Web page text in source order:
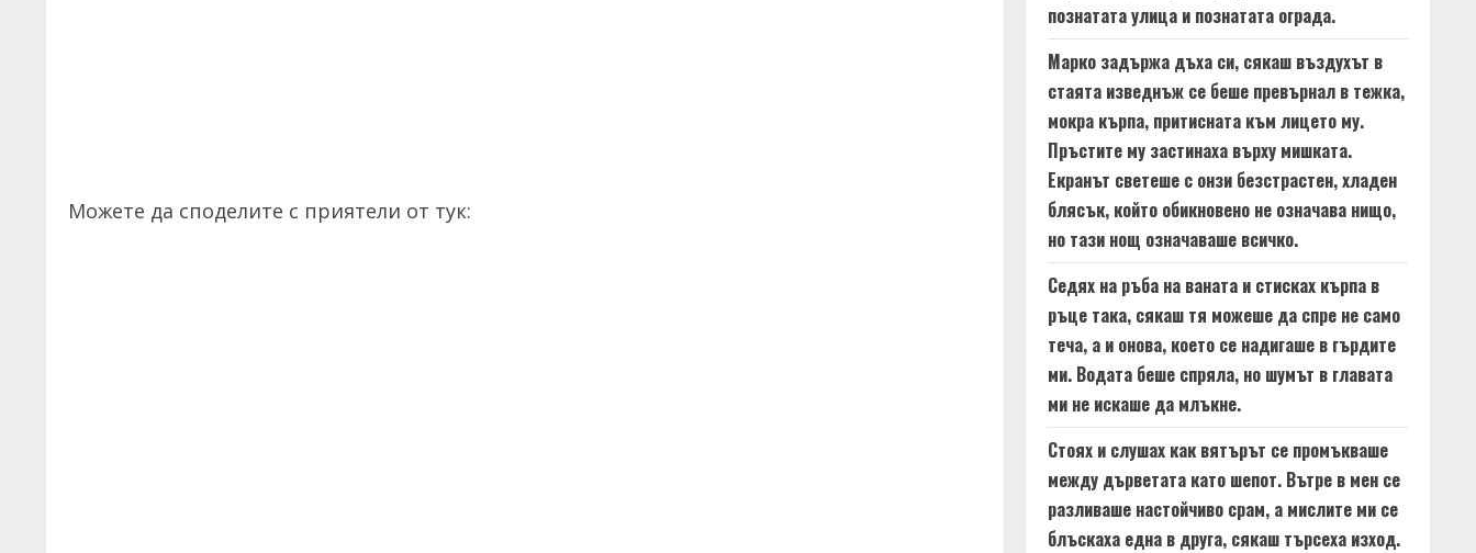
Можете да споделите с приятели от тук:
познатата улица и познатата ограда.
Марко задържа дъха си, сякаш въздухът в
стаята изведнъж се беше превърнал в тежка,
мокра кърпа, притисната към лицето му.
Пръстите му застинаха върху мишката.
Екранът светеше с онзи безстрастен, хладен
блясък, който обикновено не означава нищо,
но тази нощ означаваше всичко.
Седях на ръба на ваната и стисках кърпа в
ръце така, сякаш тя можеше да спре не само
теча, а и онова, което се надигаше в гърдите
ми. Водата беше спряла, но шумът в главата
ми не искаше да млъкне.
Стоях и слушах как вятърът се промъкваше
между дърветата като шепот. Вътре в мен се
разливаше настойчиво срам, а мислите ми се
блъскаха една в друга, сякаш търсеха изход.